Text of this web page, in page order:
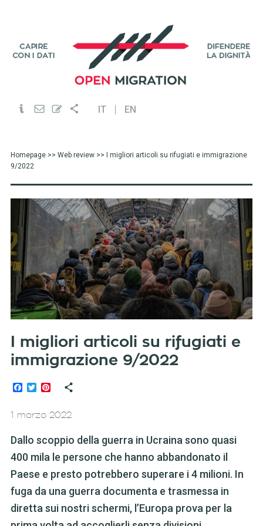
IT EN
Homepage>> Web review>> I migliori articoli su rifugiati e immigrazione
9/2022
I migliori articoli su rifugiati e
immigrazione 9/2022
Facebook
TwitterPinterest
1 marzo 2022
Dallo scoppio della guerra in Ucraina sono quasi
400 mila le persone che hanno abbandonato il
Paese e presto potrebbero superare i 4 milioni. In
fuga da una guerra documenta e trasmessa in
diretta sui nostri schermi, l’Europa prova per la